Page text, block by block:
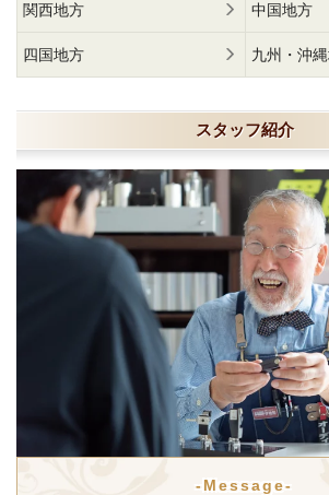
関西地方 中国地方
四国地方 九州・沖
スタッフ紹介
-Message-